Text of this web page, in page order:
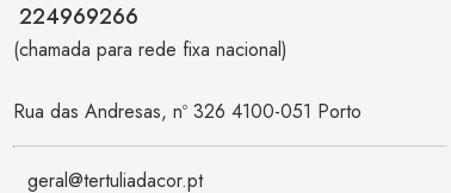
224969266
(chamada para rede fixa nacional)
Rua das Andresas, nº 326 4100-051 Porto
geral@tertuliadacor.pt